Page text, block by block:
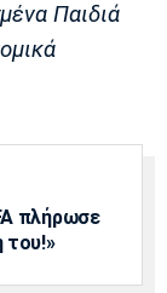
Παιδιά
πλήρωσε
του!»